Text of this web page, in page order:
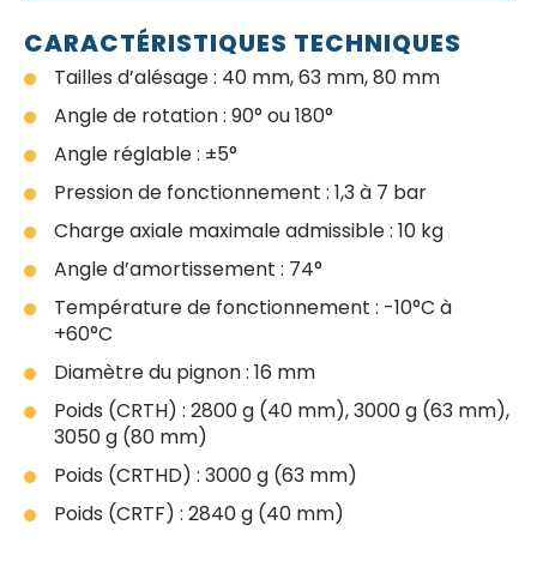
CARACTÉRISTIQUES TECHNIQUES
Tailles d’alésage : 40 mm, 63 mm, 80 mm
Angle de rotation : 90° ou 180°
Angle réglable : ±5°
Pression de fonctionnement : 1,3 à 7 bar
Charge axiale maximale admissible : 10 kg
Angle d’amortissement : 74°
Température de fonctionnement : -10°C à
+60°C
Diamètre du pignon : 16 mm
Poids (CRTH) : 2800 g (40 mm), 3000 g (63 mm),
3050 g (80 mm)
Poids (CRTHD) : 3000 g (63 mm)
Poids (CRTF) : 2840 g (40 mm)